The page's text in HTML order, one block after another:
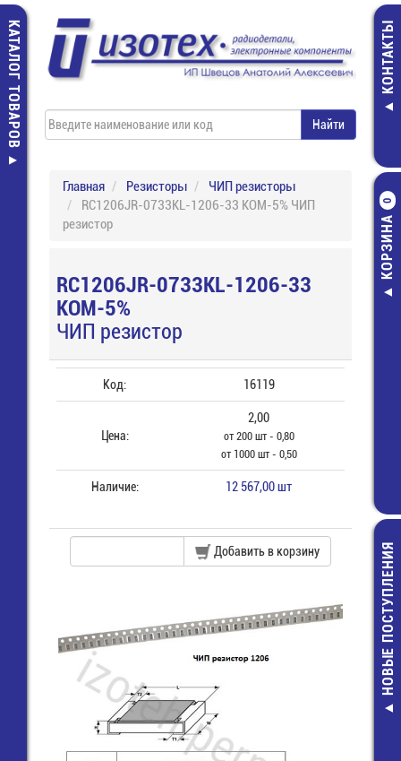
КАТАЛОГ ТОВАРОВ КОНТАКТЫ
КОРЗИНА
0
FRC-10
Шлейф
проводников,
НОВЫЕ ПОСТУПЛЕНИЯ
Главная Резисторы
ЧИП резисторы
RC1206JR-0733KL-1206-33 КОМ-5% ЧИП
резистор
RC1206JR-0733KL-1206-33
КОМ-5%
ЧИП резистор
Код: 16119
Цена:
2,00
от 200 шт - 0,80
от 1000 шт - 0,50
Наличие: 12 567,00 шт
Добавить в корзину